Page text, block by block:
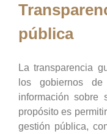
pública
La transparencia
los gobiernos
información sobre
propósito es
gestión pública,